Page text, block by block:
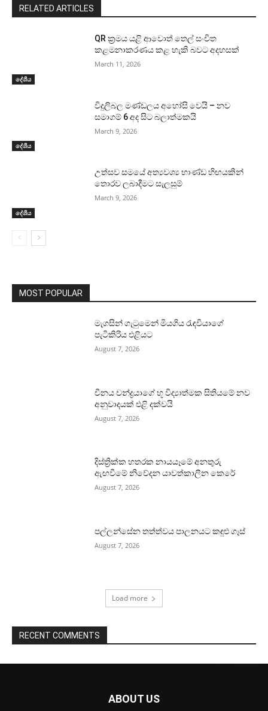
RELATED ARTICLES
දේශීය
QR ක්‍රමය යළි ආවොත් තෙල් සංචිත
කළමනාකරණය කළ හැකි බවට අදහසක්
March 11, 2026
දේශීය
විදුලිබල මණ්ඩලය අහෝසි වෙයි – නව
සමාගම් 6 අද සිට බලාත්මකයි
March 9, 2026
දේශීය
උත්සව සමයේ අත්‍යවශ්‍ය භාණ්ඩ හිඟයකින්
තොරව ලබාදීමට සැලසුම්
March 9, 2026
MOST POPULAR
මැගසින් ගැටුමෙන් මියගිය රැඳවියාගේ
පැටිකිරිය එළියට
August 7, 2026
චීනය චන්ද්‍රයාගේ භූ විද්‍යාත්මක සිතියමේ නව
අනුවාදයක් එළි දක්වයි
August 7, 2026
දිස්ත්‍රික්ක හතරක නායයෑමේ අනතුරු
ඇඟවීමේ නිවේදන යාවත්කාලීන කෙරේ
August 7, 2026
පල්ලන්සේන තත්ත්වය පාලනයට කඳුළු ගෑස්
August 7, 2026
Load more
RECENT COMMENTS
ABOUT US